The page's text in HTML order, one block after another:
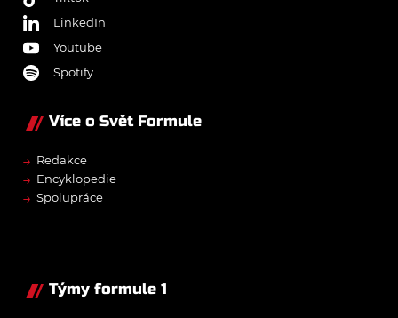
LinkedIn
Youtube
Spotify
Více o Svět Formule
→ Redakce
→ Encyklopedie
→ Spolupráce
Týmy formule 1